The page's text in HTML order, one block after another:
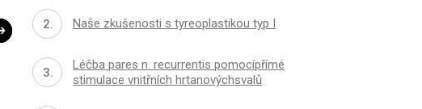
Otoakustické emise VI.K
experimentálnímu
morčete
Naše zkušenosti s tyreoplastikou typ I
Léčba pares n. recurrentis pomocípřímé
stimulace vnitřních hrtanovýchsvalů